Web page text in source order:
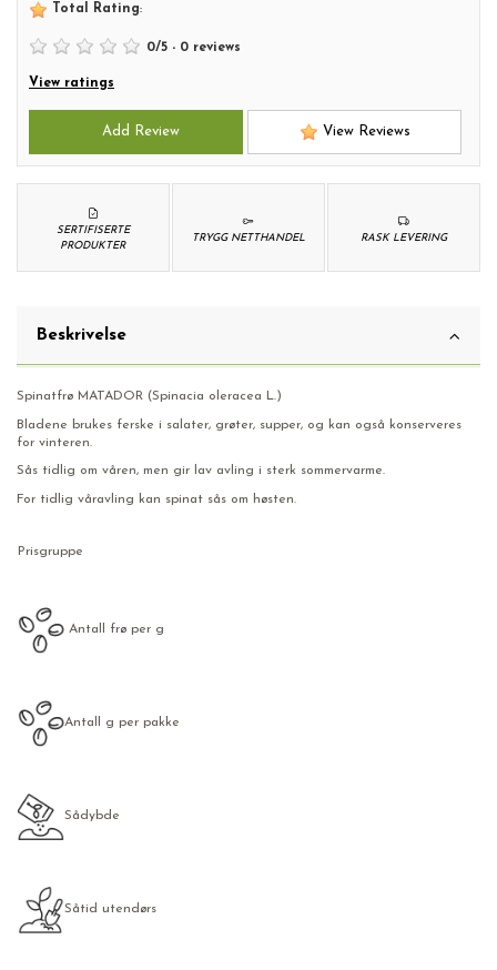
Total Rating:
0/5 - 0 reviews
View ratings
Add Review View Reviews
RASK LEVERING
TRYGG NETTHANDEL
SERTIFISERTE
PRODUKTER
Beskrivelse
Spinatfrø MATADOR (Spinacia oleracea L.)
Bladene brukes ferske i salater, grøter, supper, og kan også konserveres
for vinteren.
Sås tidlig om våren, men gir lav avling i sterk sommervarme.
For tidlig våravling kan spinat sås om høsten.
Prisgruppe
Antall frø per g
Antall g per pakke
Sådybde
Såtid utendørs